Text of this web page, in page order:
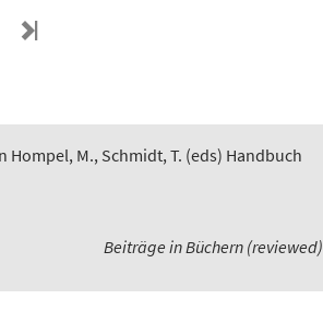
Hompel, M., Schmidt, T. (eds) Handbuch
Beiträge in Büchern (reviewed)